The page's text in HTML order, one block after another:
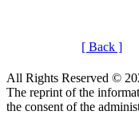
[ Back ]
All Rights Reserved ©
The reprint of the
the consent of the